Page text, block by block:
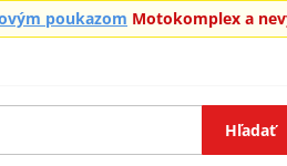
poukazom Motokomplex a
Hľadať